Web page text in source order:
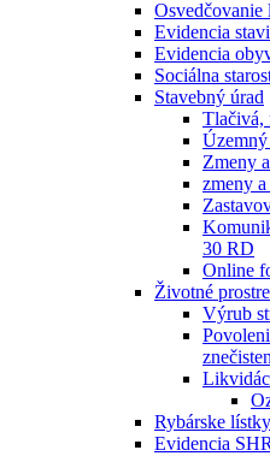
Osvedčovanie
Evidencia
Evidencia
Sociálna
Stavebný úrad
Tlačivá,
Územný
Zmeny
zmeny
30 RD
Online
Životné
Výrub
Rybárske lístky
Evidencia SHR